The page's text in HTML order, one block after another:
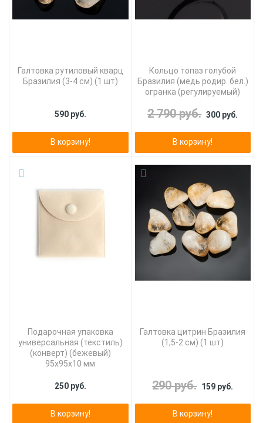
Галтовка рутиловый кварц
Бразилия (3-4 см) (1 шт)
590 руб.
В корзину!
Кольцо топаз голубой
Бразилия (медь родир. бел.)
огранка (регулируемый)
2 790 руб. 300 руб.
В корзину!
Подарочная упаковка
универсальная (текстиль)
(конверт) (бежевый)
95х95х10 мм
250 руб.
В корзину!
Галтовка цитрин Бразилия
(1,5-2 см) (1 шт)
290 руб. 159 руб.
В корзину!